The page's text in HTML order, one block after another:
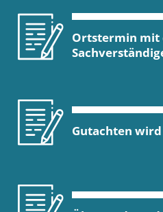
Ortstermin mit
Gutachten